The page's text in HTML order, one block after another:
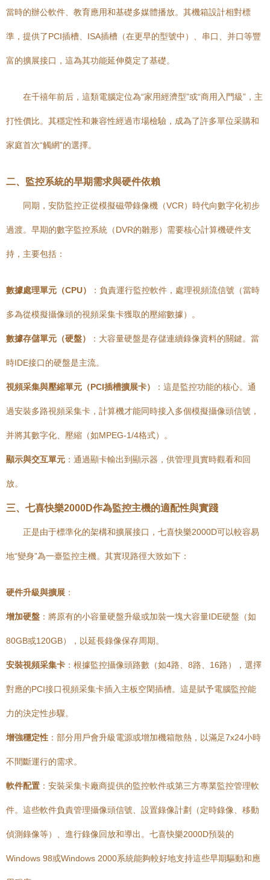
當時的辦公軟件、教育應用和基礎多媒體播放。其機箱設計相對標
準，提供了PCI插槽、ISA插槽（在更早的型號中）、串口、并口等豐
富的擴展接口，這為其功能延伸奠定了基礎。
在千禧年前后，這類電腦定位為“家用經濟型”或“商用入門級”，主
打性價比。其穩定性和兼容性經過市場檢驗，成為了許多單位采購和
家庭首次“觸網”的選擇。
二、監控系統的早期需求與硬件依賴
同期，安防監控正從模擬磁帶錄像機（VCR）時代向數字化初步
過渡。早期的數字監控系統（DVR的雛形）需要核心計算機硬件支
持，主要包括：
數據處理單元（CPU） ：負責運行監控軟件，處理視頻流信號（當時
多為從模擬攝像頭的視頻采集卡獲取的壓縮數據）。
數據存儲單元（硬盤） ：大容量硬盤是存儲連續錄像資料的關鍵。當
時IDE接口的硬盤是主流。
視頻采集與壓縮單元（PCI插槽擴展卡） ：這是監控功能的核心。通
過安裝多路視頻采集卡，計算機才能同時接入多個模擬攝像頭信號，
并將其數字化、壓縮（如MPEG-1/4格式）。
顯示與交互單元 ：通過顯卡輸出到顯示器，供管理員實時觀看和回
放。
三、七喜快樂2000D作為監控主機的適配性與實踐
正是由于標準化的架構和擴展接口，七喜快樂2000D可以較容易
地“變身”為一臺監控主機。其實現路徑大致如下：
硬件升級與擴展 ：
增加硬盤 ：將原有的小容量硬盤升級或加裝一塊大容量IDE硬盤（如
80GB或120GB），以延長錄像保存周期。
安裝視頻采集卡 ：根據監控攝像頭路數（如4路、8路、16路），選擇
對應的PCI接口視頻采集卡插入主板空閑插槽。這是賦予電腦監控能
力的決定性步驟。
增強穩定性 ：部分用戶會升級電源或增加機箱散熱，以滿足7x24小時
不間斷運行的需求。
軟件配置 ：安裝采集卡廠商提供的監控軟件或第三方專業監控管理軟
件。這些軟件負責管理攝像頭信號、設置錄像計劃（定時錄像、移動
偵測錄像等）、進行錄像回放和導出。七喜快樂2000D預裝的
Windows 98或Windows 2000系統能夠較好地支持這些早期驅動和應